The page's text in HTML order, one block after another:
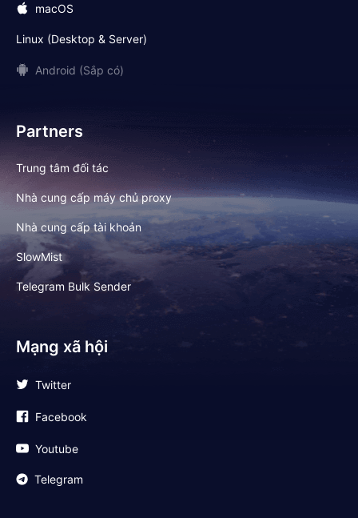
macOS
Linux (Desktop & Server)
Android (Sắp có)
Partners
Trung tâm đối tác
Nhà cung cấp máy chủ proxy
Nhà cung cấp tài khoản
SlowMist
Telegram Bulk Sender
Mạng xã hội
Twitter
Facebook
Youtube
Telegram